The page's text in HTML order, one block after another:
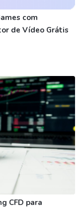
com
de Vídeo Grátis
CFD para